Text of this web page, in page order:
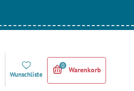
Wunschliste
0
Warenkorb